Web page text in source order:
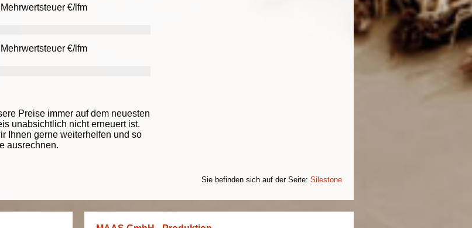
€/lfm
€/lfm
Preise immer auf dem neuesten
unabsichtlich nicht erneuert ist.
Ihnen gerne weiterhelfen und so
ausrechnen.
Sie befinden sich auf der Seite: Silestone